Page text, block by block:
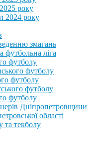
року
2024 року
змагань
футбольна ліга
футболу
футболу
футболу
футболу
футболу
Дніпропетровщини
області
та текболу